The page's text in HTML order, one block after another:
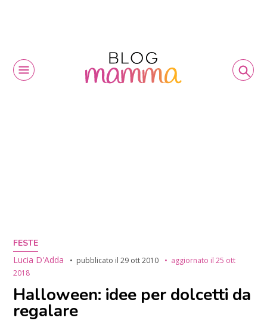
FESTE
Lucia D'Adda
pubblicato il29 ott 2010 aggiornato il25 ott
2018
Halloween: idee per dolcetti da
regalare